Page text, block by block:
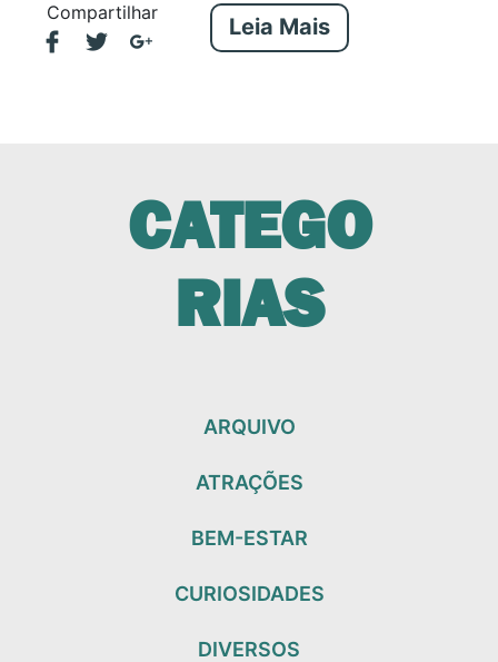
Compartilhar
Leia Mais
CATEGO
RIAS
ARQUIVO
ATRAÇÕES
BEM-ESTAR
CURIOSIDADES
DIVERSOS